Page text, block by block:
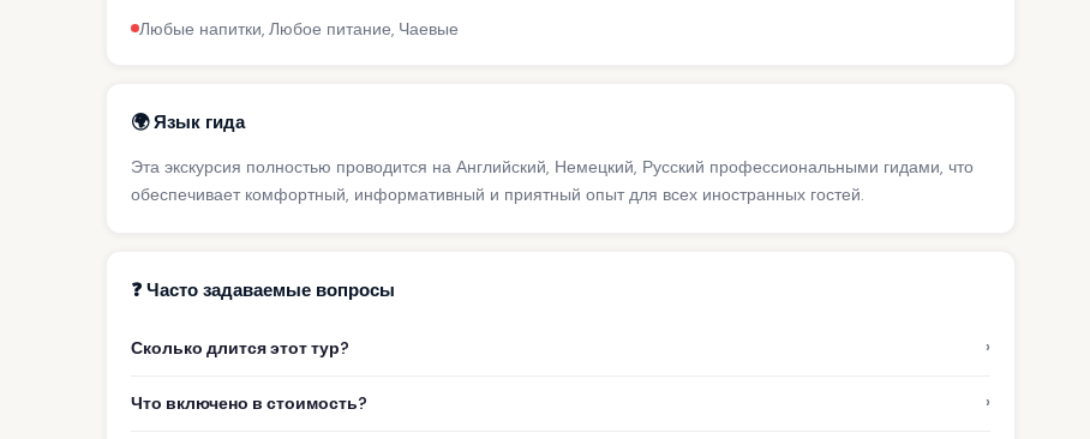
Любые напитки, Любое питание, Чаевые
🌍 Язык гида
Эта экскурсия полностью проводится на Английский, Немецкий, Русский профессиональными гидами, что
обеспечивает комфортный, информативный и приятный опыт для всех иностранных гостей.
❓ Часто задаваемые вопросы
Сколько длится этот тур? ›
Что включено в стоимость? ›